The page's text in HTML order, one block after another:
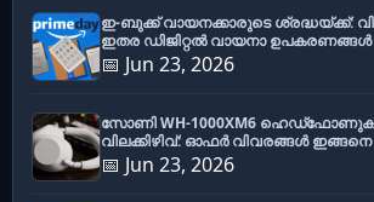
ഇ-ബുക്ക് വായനക്കാരുടെ ശ്രദ്ധയ്ക്ക്:
ഇതര ഡിജിറ്റൽ വായനാ ഉപകരണങ്ങൾ
📅 Jun 23, 2026
സോണി WH-1000XM6
വിലക്കിഴിവ്: ഓഫർ വിവരങ്ങൾ ഇങ്ങനെ
📅 Jun 23, 2026